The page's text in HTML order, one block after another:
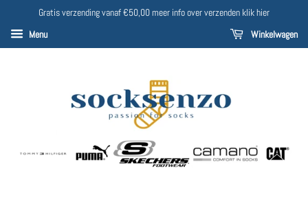
Gratis verzending vanaf €50,00 meer info over verzenden klik hier
Menu
Winkelwagen